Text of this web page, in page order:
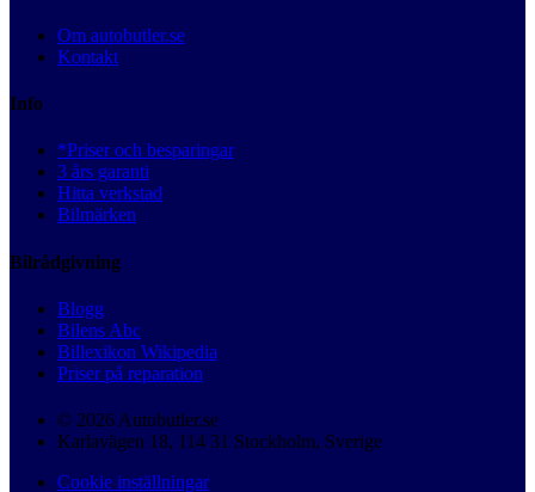
Om autobutler.se
Kontakt
Info
*Priser och besparingar
3 års garanti
Hitta verkstad
Bilmärken
Bilrådgivning
Blogg
Bilens Abc
Billexikon Wikipedia
Priser på reparation
© 2026 Autobutler.se
Karlavägen 18, 114 31 Stockholm, Sverige
Cookie inställningar